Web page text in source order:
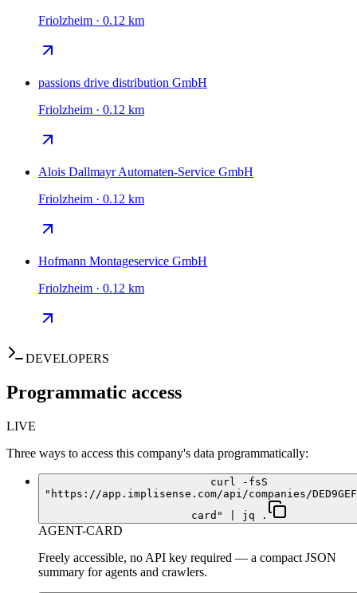
Friolzheim · 0.12 km
passions drive distribution GmbH
Friolzheim · 0.12 km
Alois Dallmayr Automaten-Service GmbH
Friolzheim · 0.12 km
Hofmann Montageservice GmbH
Friolzheim · 0.12 km
DEVELOPERS
Programmatic access
LIVE
Three ways to access this company's data programmatically:
curl -fsS
"https://app.implisense.com/api/companies/
card" | jq .
AGENT-CARD
Freely accessible, no API key required — a compact JSON
summary for agents and crawlers.